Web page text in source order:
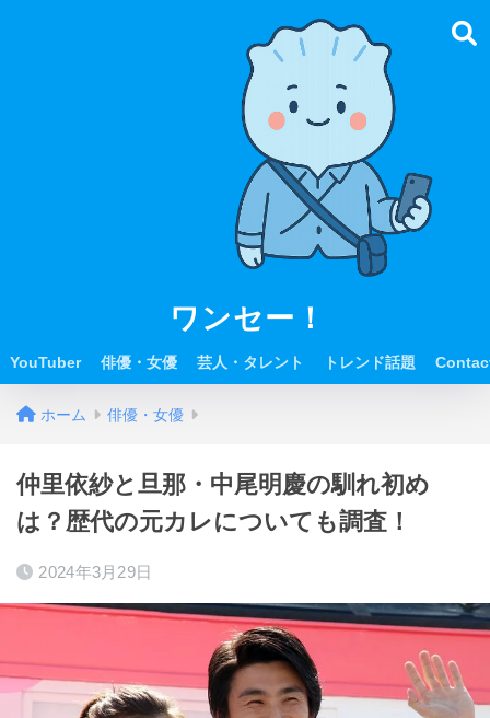
ワンセー！
YouTuber 俳優・女優 芸人・タレント トレンド話題
ホーム 俳優・女優
仲里依紗と旦那・中尾明慶の馴れ初め
は？歴代の元カレについても調査！
2024年3月29日